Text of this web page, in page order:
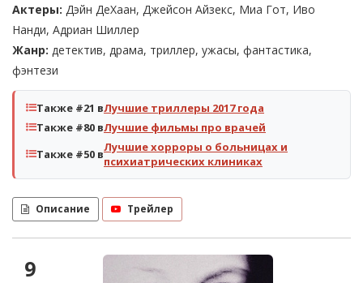
Актеры: Дэйн ДеХаан, Джейсон Айзекс, Миа Гот, Иво
Нанди, Адриан Шиллер
Жанр: детектив, драма, триллер, ужасы, фантастика,
фэнтези
Также #21 вЛучшие триллеры 2017 года
Также #80 вЛучшие фильмы про врачей
Также #50 вЛучшие хорроры о больницах и
психиатрических клиниках
Описание Трейлер
9